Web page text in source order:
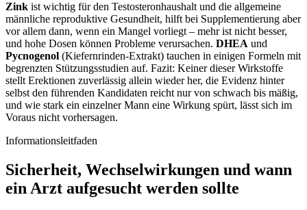
Zink ist wichtig für den Testosteronhaushalt und die allgemeine
männliche reproduktive Gesundheit, hilft bei Supplementierung aber
vor allem dann, wenn ein Mangel vorliegt – mehr ist nicht besser,
und hohe Dosen können Probleme verursachen. DHEA und
Pycnogenol (Kiefernrinden-Extrakt) tauchen in einigen Formeln mit
begrenzten Stützungsstudien auf. Fazit: Keiner dieser Wirkstoffe
stellt Erektionen zuverlässig allein wieder her, die Evidenz hinter
selbst den führenden Kandidaten reicht nur von schwach bis mäßig,
und wie stark ein einzelner Mann eine Wirkung spürt, lässt sich im
Voraus nicht vorhersagen.
Informationsleitfaden
Sicherheit, Wechselwirkungen und wann
ein Arzt aufgesucht werden sollte